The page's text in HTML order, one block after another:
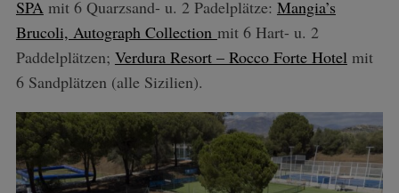
SPAmit 6 Quarzsand- u. 2 Padelplätze: Mangia’s
Brucoli, Autograph Collection mit 6 Hart- u. 2
Paddelplätzen; Verdura Resort – Rocco Forte Hotel mit
6 Sandplätzen (alle Sizilien).